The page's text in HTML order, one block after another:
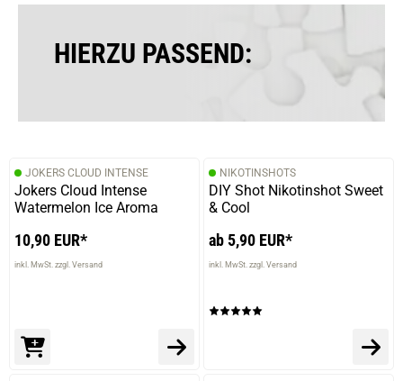
HIERZU PASSEND:
JOKERS CLOUD INTENSE
Jokers Cloud Intense
Watermelon Ice Aroma
10,90 EUR*
inkl. MwSt. zzgl. Versand
NIKOTINSHOTS
DIY Shot Nikotinshot Sweet
& Cool
ab 5,90 EUR*
inkl. MwSt. zzgl. Versand